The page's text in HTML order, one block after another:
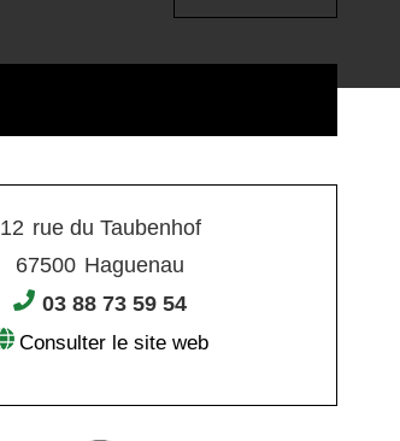
12 rue du Taubenhof
67500 Haguenau
03 88 73 59 54
Consulter le site web